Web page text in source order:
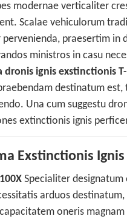
modernae verticaliter
Scalae vehiculorum
praesertim in
ministros in casu
dronis ignis exstinctionis T-
destinatum est,
Una cum suggestu
extinctionis ignis
Exstinctionis
Specialiter designatum
arduos
oneris